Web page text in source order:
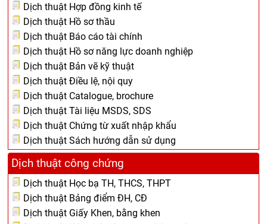
Dịch thuật Hợp đồng kinh tế
Dịch thuật Hồ sơ thầu
Dịch thuật Báo cáo tài chính
Dịch thuật Hồ sơ năng lực doanh nghiệp
Dịch thuật Bản vẽ kỹ thuật
Dịch thuật Điều lệ, nội quy
Dịch thuật Catalogue, brochure
Dịch thuật Tài liệu MSDS, SDS
Dịch thuật Chứng từ xuất nhập khẩu
Dịch thuật Sách hướng dẫn sử dụng
Dịch thuật công chứng
Dịch thuật Học bạ TH, THCS, THPT
Dịch thuật Bảng điểm ĐH, CĐ
Dịch thuật Giấy Khen, bằng khen